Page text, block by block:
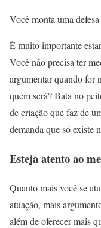
Você monta uma
É muito importante
Você não precisa ter
argumentar quando for
quem será? Bata no
de criação que faz de
demanda que só existe
Esteja atento ao
Quanto mais você se
atuação, mais
além de oferecer mais